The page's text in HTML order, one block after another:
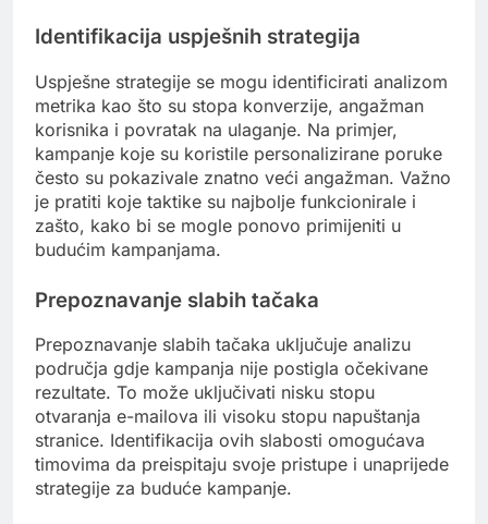
Identifikacija uspješnih strategija
Uspješne strategije se mogu identificirati analizom
metrika kao što su stopa konverzije, angažman
korisnika i povratak na ulaganje. Na primjer,
kampanje koje su koristile personalizirane poruke
često su pokazivale znatno veći angažman. Važno
je pratiti koje taktike su najbolje funkcionirale i
zašto, kako bi se mogle ponovo primijeniti u
budućim kampanjama.
Prepoznavanje slabih tačaka
Prepoznavanje slabih tačaka uključuje analizu
područja gdje kampanja nije postigla očekivane
rezultate. To može uključivati nisku stopu
otvaranja e-mailova ili visoku stopu napuštanja
stranice. Identifikacija ovih slabosti omogućava
timovima da preispitaju svoje pristupe i unaprijede
strategije za buduće kampanje.